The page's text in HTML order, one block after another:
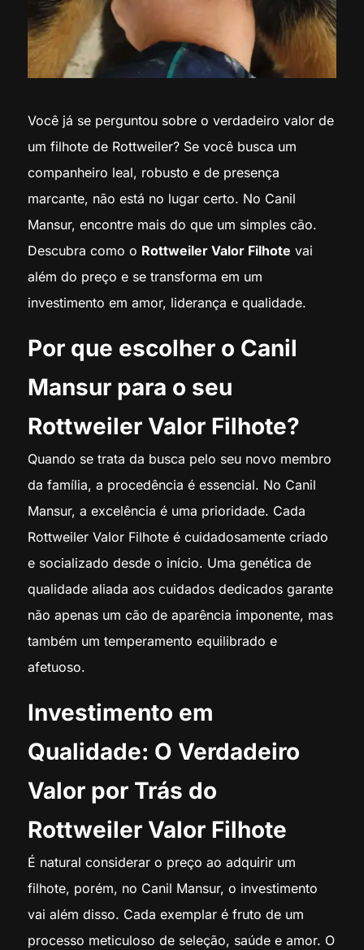
Você já se perguntou sobre o verdadeiro valor de
um filhote de Rottweiler? Se você busca um
companheiro leal, robusto e de presença
marcante, não está no lugar certo. No Canil
Mansur, encontre mais do que um simples cão.
Descubra como o Rottweiler Valor Filhote vai
além do preço e se transforma em um
investimento em amor, liderança e qualidade.
Por que escolher o Canil
Mansur para o seu
Rottweiler Valor Filhote?
Quando se trata da busca pelo seu novo membro
da família, a procedência é essencial. No Canil
Mansur, a excelência é uma prioridade. Cada
Rottweiler Valor Filhote é cuidadosamente criado
e socializado desde o início. Uma genética de
qualidade aliada aos cuidados dedicados garante
não apenas um cão de aparência imponente, mas
também um temperamento equilibrado e
afetuoso.
Investimento em
Qualidade: O Verdadeiro
Valor por Trás do
Rottweiler Valor Filhote
É natural considerar o preço ao adquirir um
filhote, porém, no Canil Mansur, o investimento
vai além disso. Cada exemplar é fruto de um
processo meticuloso de seleção, saúde e amor. O